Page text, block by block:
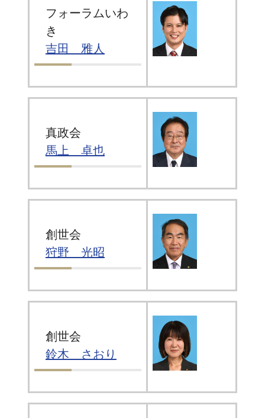
フォーラムいわ
き
吉田 雅人
真政会
馬上 卓也
創世会
狩野 光昭
創世会
鈴木 さおり